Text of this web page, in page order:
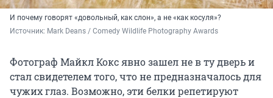
И почему говорят «довольный, как слон», а не «как косуля»?
Источник: Mark Deans / Comedy Wildlife Photography Awards
Фотограф Майкл Кокс явно зашел не в ту дверь и
стал свидетелем того, что не предназначалось для
чужих глаз. Возможно, эти белки репетируют